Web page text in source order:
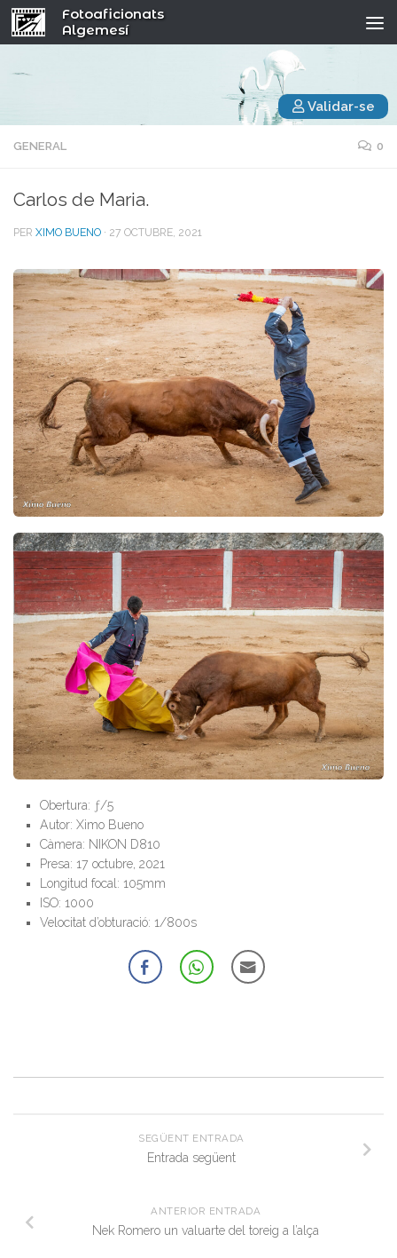
Fotoaficionats
Algemesí
Validar-se
GENERAL 0
Carlos de Maria.
PER XIMO BUENO · 27 OCTUBRE, 2021
Obertura: ƒ/5
Autor: Ximo Bueno
Càmera: NIKON D810
Presa: 17 octubre, 2021
Longitud focal: 105mm
ISO: 1000
Velocitat d’obturació: 1/800s
SEGÜENT ENTRADA
Entrada següent
ANTERIOR ENTRADA
Nek Romero un valuarte del toreig a l’alça